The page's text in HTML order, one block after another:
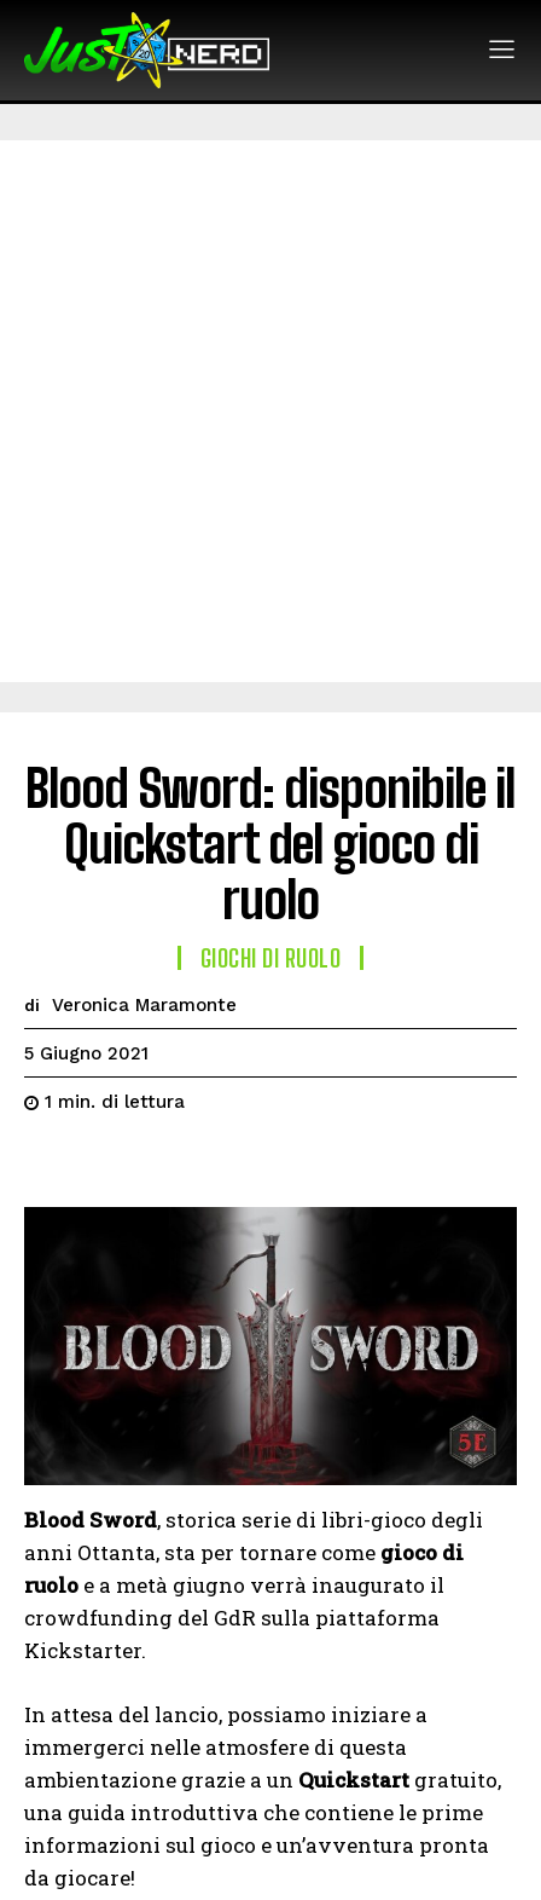
Blood Sword: disponibile il
Quickstart del gioco di
ruolo
GIOCHI DI RUOLO
di Veronica Maramonte
5 Giugno 2021
1 min. di lettura
Blood Sword, storica serie di libri-gioco degli
anni Ottanta, sta per tornare come gioco di
ruolo e a metà giugno verrà inaugurato il
crowdfunding del GdR sulla piattaforma
Kickstarter.
In attesa del lancio, possiamo iniziare a
immergerci nelle atmosfere di questa
ambientazione grazie a un Quickstart gratuito,
una guida introduttiva che contiene le prime
informazioni sul gioco e un’avventura pronta
da giocare!